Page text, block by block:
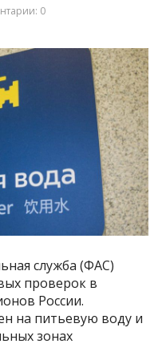
0
служба (ФАС)
проверок в
России.
на питьевую воду и
зонах